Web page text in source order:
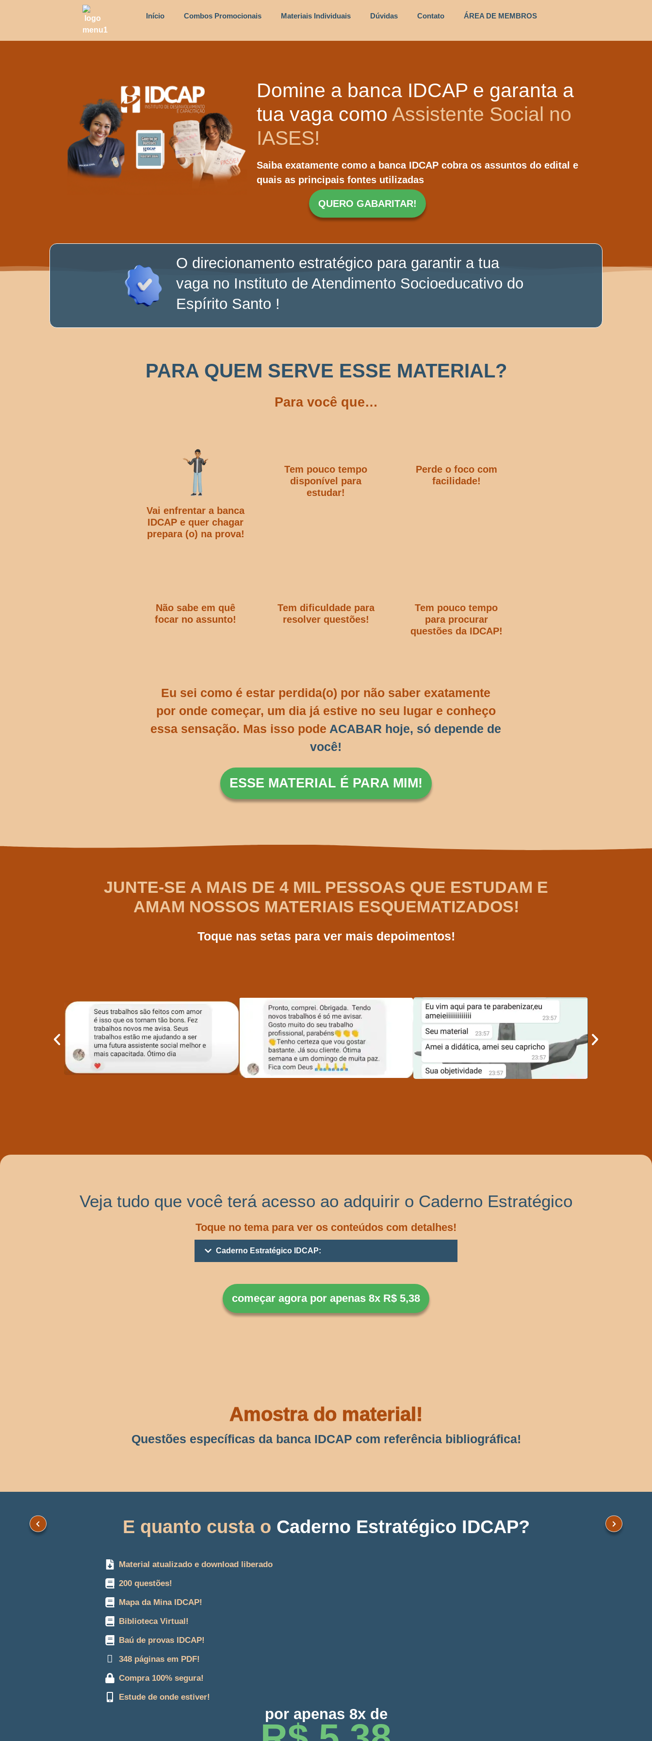
Início Combos Promocionais Materiais Individuais Dúvidas Contato ÁREA DE MEMBROS
Domine a banca IDCAP e garanta a
tua vaga comoAssistente Social no
IASES!
Saiba exatamente como a banca IDCAP cobra os assuntos do edital e
quais as principais fontes utilizadas
QUERO GABARITAR!
O direcionamento estratégico para garantir a tua
vaga no Instituto de Atendimento Socioeducativo do
Espírito Santo !
PARA QUEM SERVE ESSE MATERIAL?
Para você que…
Vai enfrentar a banca
IDCAP e quer chagar
prepara (o) na prova!
Tem pouco tempo
disponível para
estudar!
Perde o foco com
facilidade!
Não sabe em quê
focar no assunto!
Tem dificuldade para
resolver questões!
Tem pouco tempo
para procurar
questões da IDCAP!
Eu sei como é estar perdida(o) por não saber exatamente
por onde começar, um dia já estive no seu lugar e conheço
essa sensação. Mas isso pode ACABAR hoje, só depende de
você!
ESSE MATERIAL É PARA MIM!
JUNTE-SE A MAIS DE 4 MIL PESSOAS QUE ESTUDAM E
AMAM NOSSOS MATERIAIS ESQUEMATIZADOS!
Toque nas setas para ver mais depoimentos!
Veja tudo que você terá acesso ao adquirir o Caderno Estratégico
Toque no tema para ver os conteúdos com detalhes!
Caderno Estratégico IDCAP:
começar agora por apenas 8x R$ 5,38
Amostra do material!
Questões específicas da banca IDCAP com referência bibliográfica!
E quanto custa o Caderno Estratégico IDCAP?
Material atualizado e download liberado
200 questões!
Mapa da Mina IDCAP!
Biblioteca Virtual!
Baú de provas IDCAP!
348 páginas em PDF!
Compra 100% segura!
Estude de onde estiver!
por apenas 8x de